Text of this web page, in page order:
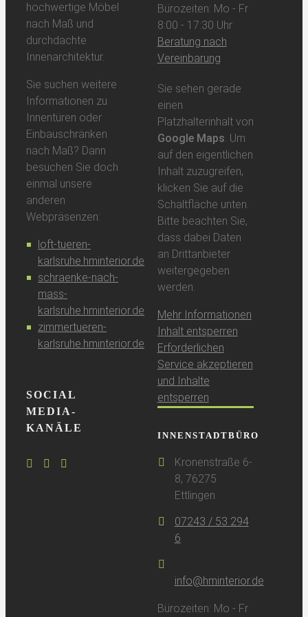
hochwertige Möbel
nach Maß und
durchdachte
Innenarchitektur.
Sie suchen weitere
Informationen zu
Innentüren oder
Einbauschränken
nach Maß? Dann
besuchen Sie doch
einmal unsere
anderen
Webpräsenzen:
loft-tueren-
karlsruhe.hminterior.de
schraenke-nach-
mass-
karlsruhe.hminterior.de
zimmertueren-
karlsruhe.hminterior.de
SOCIAL
MEDIA-
KANÄLE
Bürozeiten: Mo - Fr
8:00 - 17:30 Uhr
Beratung nach
Vereinbarung
Sie sehen gerade
einen
Platzhalterinhalt von
Google Maps. Um
auf den eigentlichen
Inhalt zuzugreifen,
klicken Sie auf die
Schaltfläche unten.
Bitte beachten Sie,
dass dabei Daten
an Drittanbieter
weitergegeben
werden.
Mehr Informationen
Inhalt entsperren
Erforderlichen
Service akzeptieren
und Inhalte
entsperren
INNENSTADTBÜRO
Kronenstraße 6-
8, 76275
Ettlingen
07243 / 53 294
6
info@hminterior.de
Bürozeiten: Mo - Fr